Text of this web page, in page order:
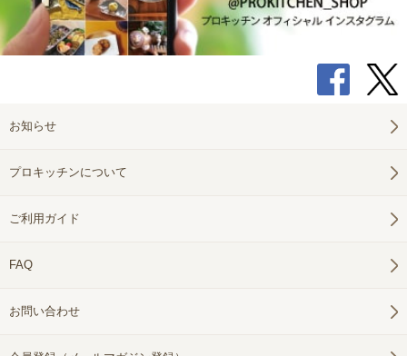
お知らせ
プロキッチンについて
ご利用ガイド
FAQ
お問い合わせ